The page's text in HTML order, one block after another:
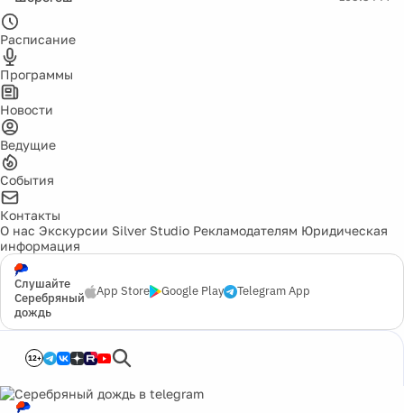
Расписание
Программы
Новости
Ведущие
События
Контакты
О нас Экскурсии Silver Studio Рекламодателям Юридическая
информация
Слушайте
Серебряный
дождь
App Store Google Play Telegram App
12+